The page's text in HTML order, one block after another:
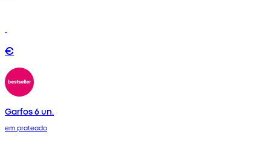
€
Garfos 6 un.
em prateado